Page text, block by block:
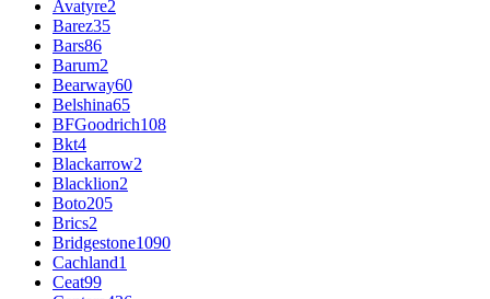
Avatyre2
Barez35
Bars86
Barum2
Bearway60
Belshina65
BFGoodrich108
Bkt4
Blackarrow2
Blacklion2
Boto205
Brics2
Bridgestone1090
Cachland1
Ceat99